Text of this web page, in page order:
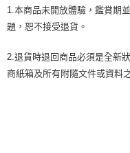
1.本商品未開放體驗，鑑賞期
題，恕不接受退貨。
2.退貨時退回商品必須是全新
商紙箱及所有附隨文件或資料